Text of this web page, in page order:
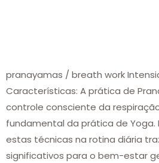
pranayamas / breath work
Características: A prática de
controle consciente da
fundamental da prática de
estas técnicas na rotina diária
significativos para o bem-estar